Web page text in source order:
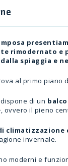
rimodernato e
spiaggia e
al primo
di un
, ovvero il pieno
climatizzazione
invernale.
moderni e